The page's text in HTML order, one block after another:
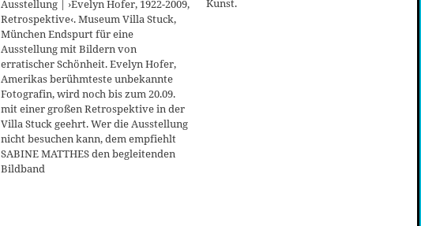
Ausstellung | ›Evelyn Hofer, 1922-2009,
Retrospektive‹. Museum Villa Stuck,
München Endspurt für eine
Ausstellung mit Bildern von
erratischer Schönheit. Evelyn Hofer,
Amerikas berühmteste unbekannte
Fotografin, wird noch bis zum 20.09.
mit einer großen Retrospektive in der
Villa Stuck geehrt. Wer die Ausstellung
nicht besuchen kann, dem empfiehlt
SABINE MATTHES den begleitenden
Bildband
Kunst.